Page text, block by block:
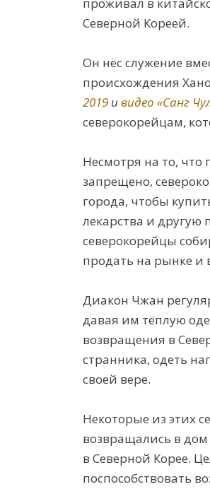
Северной Кореей.
Он нёс служение
происхождения
2019 ивидео «Санг
северокорейцам,
Несмотря на то, что
запрещено,
города, чтобы
лекарства и другую
северокорейцы
продать на рынке и
Диакон Чжан
давая им тёплую
возвращения в
странника, одеть
своей вере.
Некоторые из этих
возвращались в
в Северной Корее.
поспособствовать